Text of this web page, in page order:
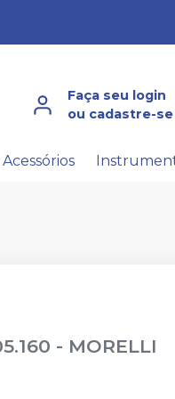
Faça seu login
ou cadastre-se
Acessórios
- MORELLI